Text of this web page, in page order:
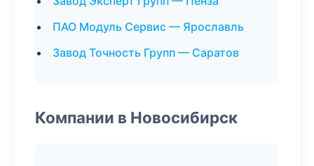
ПАО Модуль Сервис — Ярославль
Завод Точность Групп — Саратов
Компании в Новосибирск